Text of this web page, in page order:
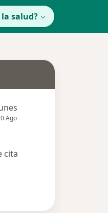
salud?
Ago
cita